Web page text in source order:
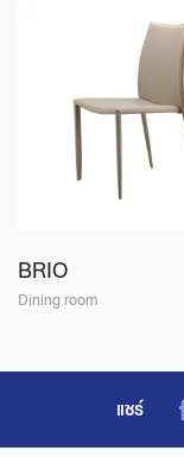
BRIO
Dining room
แชร์